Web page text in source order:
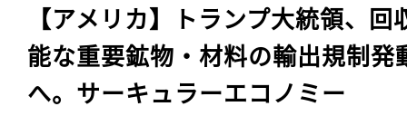
【アメリカ】トランプ大統領、回
能な重要鉱物・材料の輸出規制発
へ。サーキュラーエコノミー